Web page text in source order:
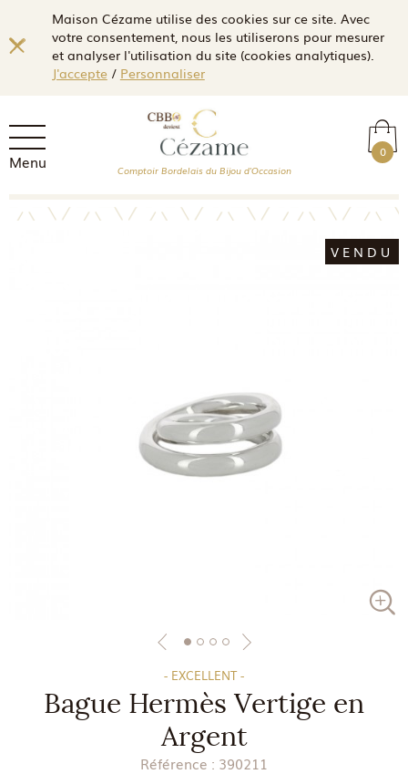
Maison Cézame utilise des cookies sur ce site. Avec
votre consentement, nous les utiliserons pour mesurer
et analyser l'utilisation du site (cookies analytiques).
J'accepte/ Personnaliser
Menu 0
Comptoir Bordelais du Bijou d'Occasion
VENDU
- EXCELLENT -
Bague Hermès Vertige en
Argent
Référence : 390211